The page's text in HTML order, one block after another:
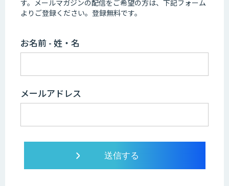
す。 メールマガジンの配信をご希望の方は、下記フォーム
よりご登録ください。登録無料です。
お名前 - 姓・名
メールアドレス